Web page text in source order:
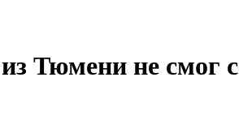
Тюмени не смог